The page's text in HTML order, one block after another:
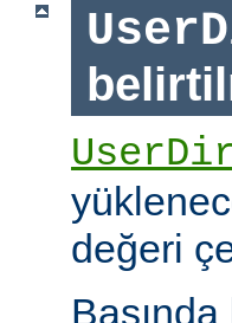
değeri